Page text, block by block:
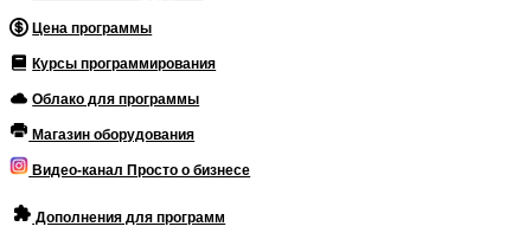
Цена программы
Курсы программирования
Облако для программы
Магазин оборудования
Видео-канал Просто о бизнесе
Дополнения для программ